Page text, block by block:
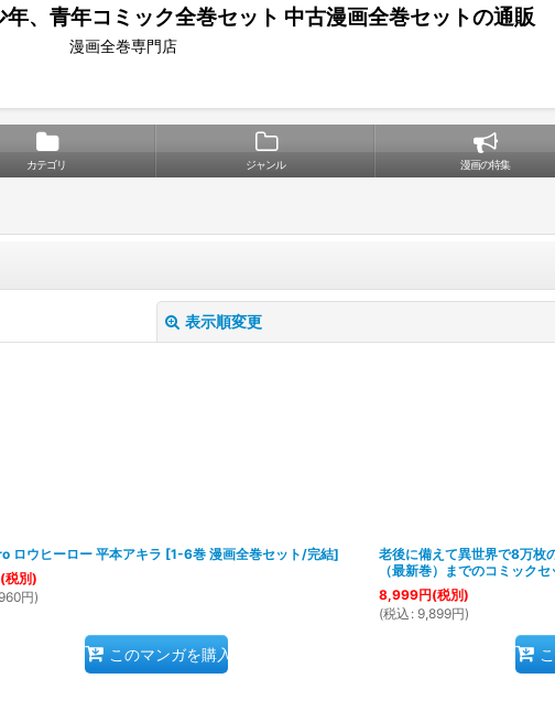
年、青年コミック全巻セット 中古漫画全巻セットの通販
漫画全巻専門店
カテゴリ ジャンル 漫画の特集
表示順変更
ロウヒーロー 平本アキラ [1-6巻 漫画全巻セット/完結]
(税別)
円)
このマンガを購入
老後に備えて異世界で8万枚
（最新巻）までのコミッ
8,999円(税別)
(税込 : 9,899円)